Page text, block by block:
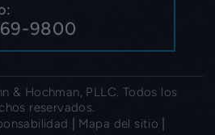
9800
& Hochman, PLLC. Todos los
reservados.
Mapa del sitio